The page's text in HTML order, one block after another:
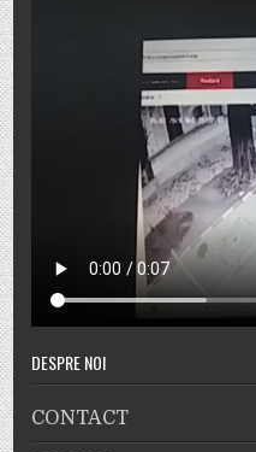
DESPRE NOI
CONTACT